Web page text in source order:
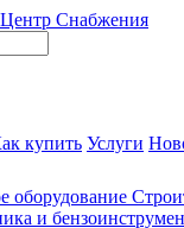
купить Услуги